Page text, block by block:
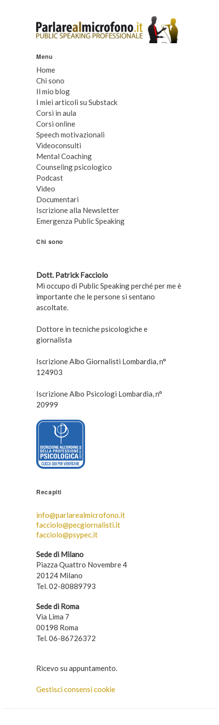
Menu
Home
Chi sono
Il mio blog
I miei articoli su Substack
Corsi in aula
Corsi online
Speech motivazionali
Videoconsulti
Mental Coaching
Counseling psicologico
Podcast
Video
Documentari
Iscrizione alla Newsletter
Emergenza Public Speaking
Chi sono
Dott. Patrick Facciolo
Mi occupo di Public Speaking perché per me è
importante che le persone si sentano
ascoltate.
Dottore in tecniche psicologiche e
giornalista
Iscrizione Albo Giornalisti Lombardia, n°
124903
Iscrizione Albo Psicologi Lombardia, n°
20999
Recapiti
info@parlarealmicrofono.it
facciolo@pecgiornalisti.it
facciolo@psypec.it
Sede di Milano
Piazza Quattro Novembre 4
20124 Milano
Tel. 02-80889793
Sede di Roma
Via Lima 7
00198 Roma
Tel. 06-86726372
Ricevo su appuntamento.
Gestisci consensi cookie